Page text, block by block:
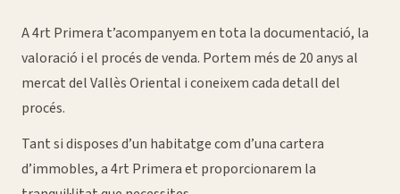
A 4rt Primera t’acompanyem en tota la documentació, la
valoració i el procés de venda. Portem més de 20 anys al
mercat del Vallès Oriental i coneixem cada detall del
procés.
Tant si disposes d’un habitatge com d’una cartera
d’immobles, a 4rt Primera et proporcionarem la